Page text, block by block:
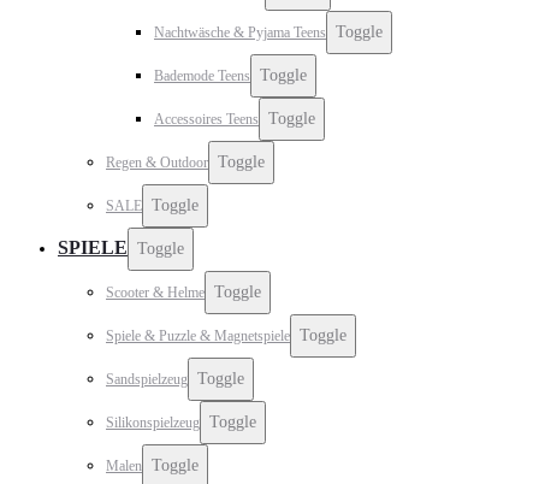
Nachtwäsche & Pyjama Teens Toggle
Bademode Teens Toggle
Accessoires Teens Toggle
Regen & Outdoor Toggle
SALE Toggle
SPIELE Toggle
Scooter & Helme Toggle
Spiele & Puzzle & Magnetspiele Toggle
Sandspielzeug Toggle
Silikonspielzeug Toggle
Malen Toggle